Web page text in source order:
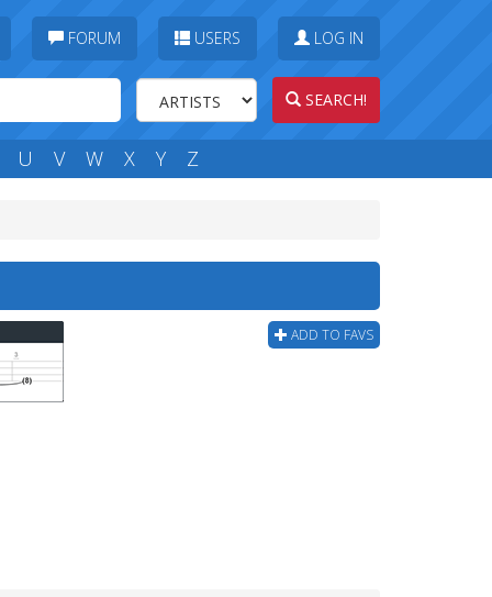
FORUM USERS LOG IN
SEARCH!
U V W X Y Z
ADD TO FAVS